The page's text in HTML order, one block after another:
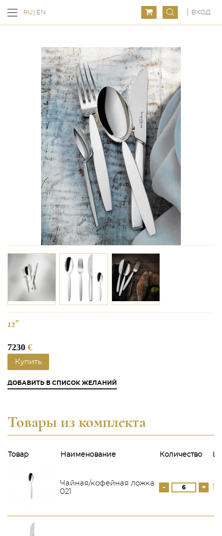
RU EN ВХОД
12"
7230 €
Купить
ДОБАВИТЬ В СПИСОК ЖЕЛАНИЙ
Товары из комплекта
Товар Наименование Количество
Чайная/кофейная ложка
021
- +